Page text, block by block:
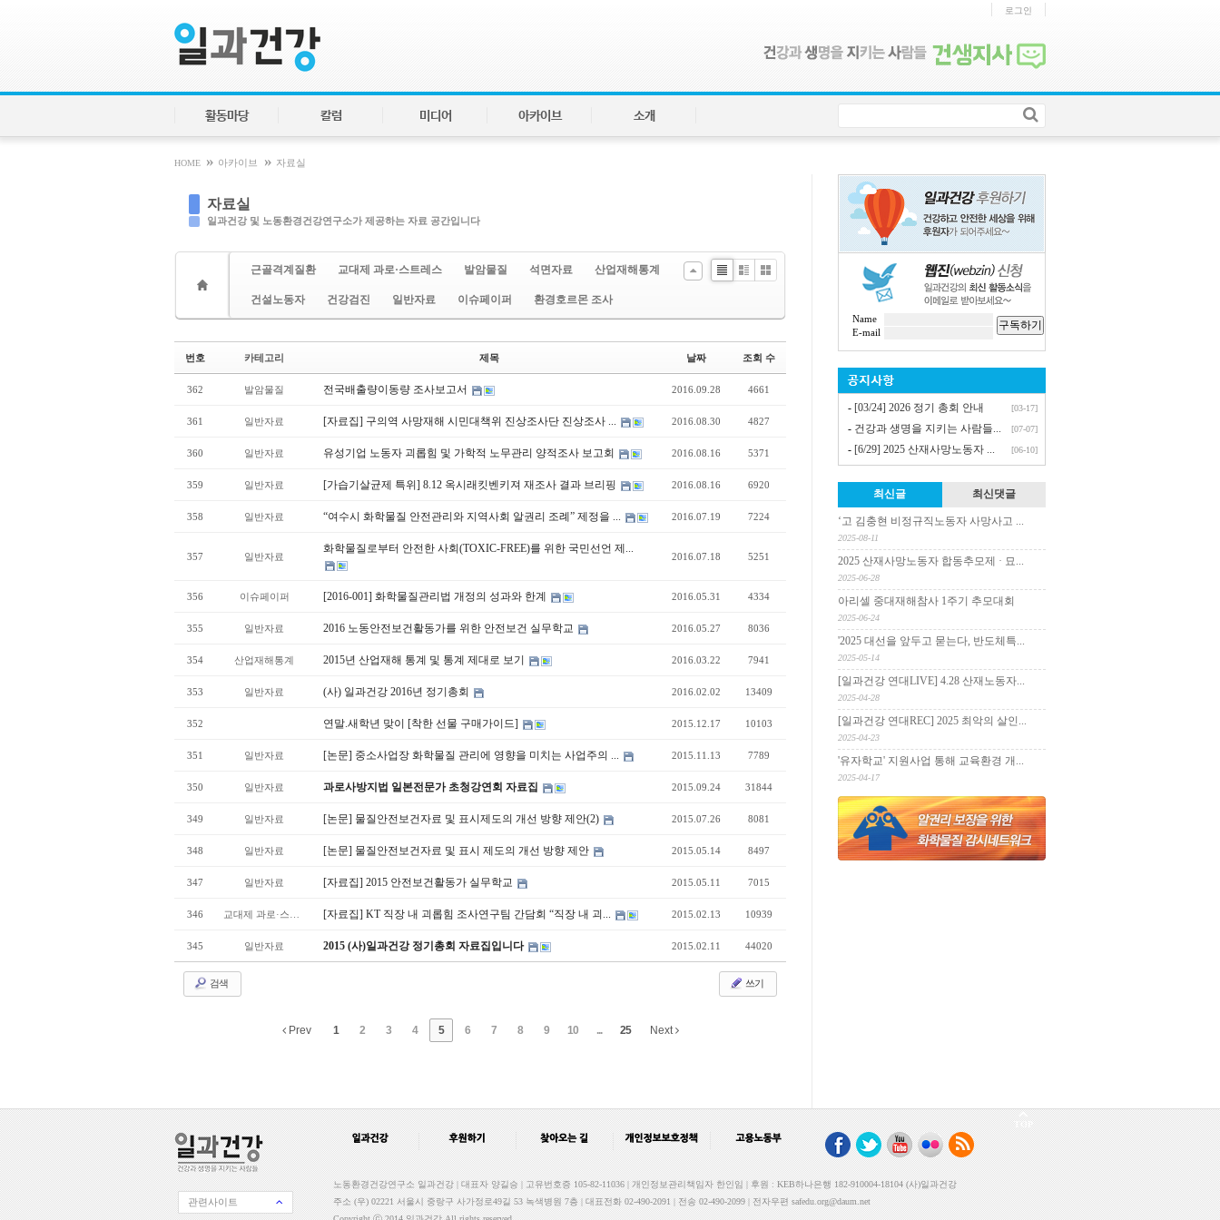
로그인
활동마당 칼럼 미디어 아카이브 소개
HOME » 아카이브 » 자료실
자료실
일과건강 및 노동환경건강연구소가 제공하는 자료 공간입니다
근골격계질환 교대제 과로·스트레스 발암물질 석면자료 산업재해통계
건설노동자 건강검진 일반자료 이슈페이퍼 환경호르몬 조사
Li
Zi
e
G
le
번호 카테고리 제목 날짜 조회 수
362 발암물질 전국배출량이동량 조사보고서 2016.09.28 4661
361 일반자료 [자료집] 구의역 사망재해 시민대책위 진상조사단 진상조사 ... 2016.08.30 4827
360 일반자료 유성기업 노동자 괴롭힘 및 가학적 노무관리 양적조사 보고회 2016.08.16 5371
359 일반자료 [가습기살균제 특위] 8.12 옥시래킷벤키져 재조사 결과 브리핑 2016.08.16 6920
358 일반자료 “여수시 화학물질 안전관리와 지역사회 알권리 조례” 제정을 ... 2016.07.19 7224
357 일반자료
화학물질로부터 안전한 사회(TOXIC-FREE)를 위한 국민선언 제...
2016.07.18 5251
356 이슈페이퍼 [2016-001] 화학물질관리법 개정의 성과와 한계 2016.05.31 4334
355 일반자료 2016 노동안전보건활동가를 위한 안전보건 실무학교 2016.05.27 8036
354 산업재해통계 2015년 산업재해 통계 및 통계 제대로 보기 2016.03.22 7941
353 일반자료 (사) 일과건강 2016년 정기총회 2016.02.02 13409
352 연말.새학년 맞이 [착한 선물 구매가이드] 2015.12.17 10103
351 일반자료 [논문] 중소사업장 화학물질 관리에 영향을 미치는 사업주의 ... 2015.11.13 7789
350 일반자료 과로사방지법 일본전문가 초청강연회 자료집 2015.09.24 31844
349 일반자료 [논문] 물질안전보건자료 및 표시제도의 개선 방향 제안(2) 2015.07.26 8081
348 일반자료 [논문] 물질안전보건자료 및 표시 제도의 개선 방향 제안 2015.05.14 8497
347 일반자료 [자료집] 2015 안전보건활동가 실무학교 2015.05.11 7015
346 [자료집] KT 직장 내 괴롭힘 조사연구팀 간담회 “직장 내 괴... 2015.02.13 10939
345 일반자료 2015 (사)일과건강 정기총회 자료집입니다 2015.02.11 44020
검색 쓰기
Prev 1 2 3 4 5 6 7 8 9 10 ... 25 Next
Name 구독하기
E-mail
- [03/24] 2026 정기 총회 안내 [03-17]
- 건강과 생명을 지키는 사람들... [07-07]
- [6/29] 2025 산재사망노동자 ... [06-10]
최신글 최신댓글
‘고 김충현 비정규직노동자 사망사고 ...
2025-08-11
2025 산재사망노동자 합동추모제 · 묘...
2025-06-28
아리셀 중대재해참사 1주기 추모대회
2025-06-24
'2025 대선을 앞두고 묻는다, 반도체특...
2025-05-14
[일과건강 연대LIVE] 4.28 산재노동자...
2025-04-28
[일과건강 연대REC] 2025 최악의 살인...
2025-04-23
'유자학교' 지원사업 통해 교육환경 개...
2025-04-17
관련사이트
노동환경건강연구소 일과건강 | 대표자 양길승 | 고유번호증 105-82-11036 | 개인정보관리책임자 한인임 | 후원 : KEB하나은행 182-910004-18104 (사)일과건강
주소 (우) 02221 서울시 중랑구 사가정로49길 53 녹색병원 7층 | 대표전화 02-490-2091 | 전송 02-490-2099 | 전자우편 safedu.org@daum.net
TOP